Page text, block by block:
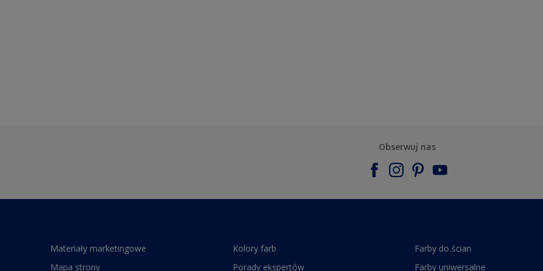
Obserwuj nas
Materiały marketingowe
Mapa strony
Kolory farb
Porady ekspertów
Farby do ścian
Farby uniwersalne